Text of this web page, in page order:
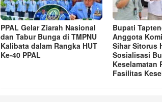
PPAL Gelar Ziarah Nasional
dan Tabur Bunga di TMPNU
Kalibata dalam Rangka HUT
Ke-40 PPAL
Bupati
Anggota
Sihar Sitorus
Sosialisasi
Keselamatan
Fasilitas